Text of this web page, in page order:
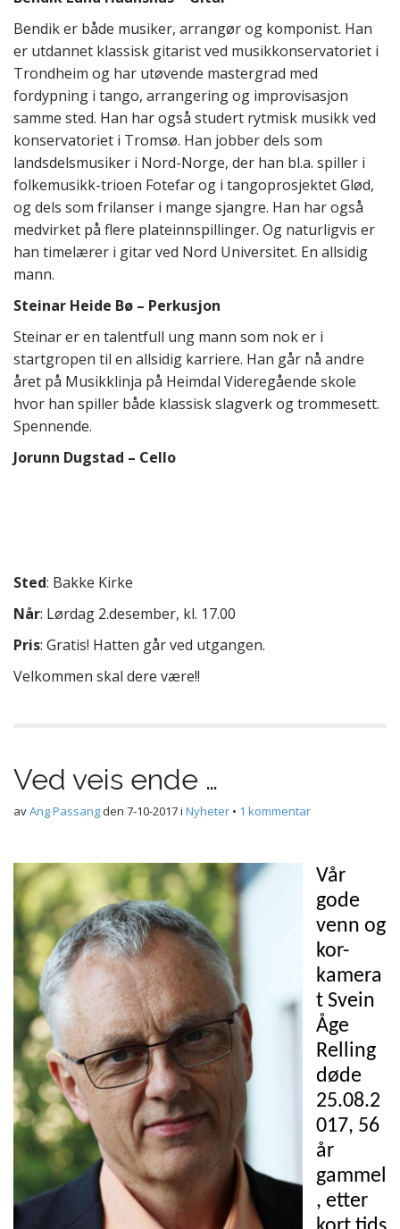
Bendik er både musiker, arrangør og komponist. Han
er utdannet klassisk gitarist ved musikkonservatoriet i
Trondheim og har utøvende mastergrad med
fordypning i tango, arrangering og improvisasjon
samme sted. Han har også studert rytmisk musikk ved
konservatoriet i Tromsø. Han jobber dels som
landsdelsmusiker i Nord-Norge, der han bl.a. spiller i
folkemusikk-trioen Fotefar og i tangoprosjektet Glød,
og dels som frilanser i mange sjangre. Han har også
medvirket på flere plateinnspillinger. Og naturligvis er
han timelærer i gitar ved Nord Universitet. En allsidig
mann.
Steinar Heide Bø – Perkusjon
Steinar er en talentfull ung mann som nok er i
startgropen til en allsidig karriere. Han går nå andre
året på Musikklinja på Heimdal Videregående skole
hvor han spiller både klassisk slagverk og trommesett.
Spennende.
Jorunn Dugstad – Cello
Sted: Bakke Kirke
Når: Lørdag 2.desember, kl. 17.00
Pris: Gratis! Hatten går ved utgangen.
Velkommen skal dere være!!
Ved veis ende …
avAng Passangden 7-10-2017i Nyheter • 1 kommentar
Vår
gode
venn og
kor-
kamera
t Svein
Åge
Relling
døde
25.08.2
017, 56
år
gammel
, etter